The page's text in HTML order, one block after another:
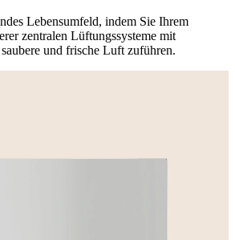
Lebensumfeld, indem Sie Ihrem
zentralen Lüftungssysteme mit
und frische Luft zuführen.